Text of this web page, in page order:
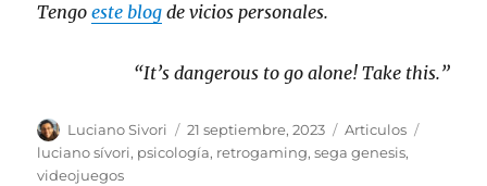
Tengoeste blog de vicios personales.
“It’s dangerous to go alone! Take this.”
Autor
Luciano Sivori
Publicado
el
21 septiembre, 2023 Categorías
Articulos
luciano sívori, psicología, retrogaming,sega genesis,
videojuegos